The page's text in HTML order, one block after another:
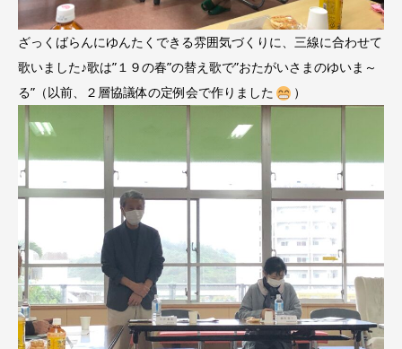
ざっくばらんにゆんたくできる雰囲気づくりに、三線に合わせて
歌いました♪歌は”１９の春”の替え歌で”おたがいさまのゆいま～
る”（以前、２層協議体の定例会で作りました
）